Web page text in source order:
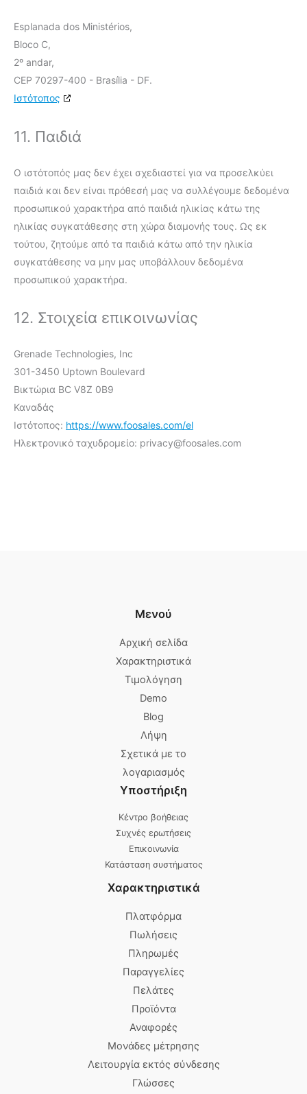
Esplanada dos Ministérios,
Bloco C,
2º andar,
CEP 70297-400 - Brasília - DF.
Ιστότοπος
11. Παιδιά
Ο ιστότοπός μας δεν έχει σχεδιαστεί για να προσελκύει
παιδιά και δεν είναι πρόθεσή μας να συλλέγουμε δεδομένα
προσωπικού χαρακτήρα από παιδιά ηλικίας κάτω της
ηλικίας συγκατάθεσης στη χώρα διαμονής τους. Ως εκ
τούτου, ζητούμε από τα παιδιά κάτω από την ηλικία
συγκατάθεσης να μην μας υποβάλλουν δεδομένα
προσωπικού χαρακτήρα.
12. Στοιχεία επικοινωνίας
Grenade Technologies, Inc
301-3450 Uptown Boulevard
Βικτώρια BC V8Z 0B9
Καναδάς
Ιστότοπος: https://www.foosales.com/el
Ηλεκτρονικό ταχυδρομείο: privacy@foosales.com
Μενού
Αρχική σελίδα
Χαρακτηριστικά
Τιμολόγηση
Demo
Blog
Λήψη
Σχετικά με το
λογαριασμός
Υποστήριξη
Κέντρο βοήθειας
Συχνές ερωτήσεις
Επικοινωνία
Κατάσταση συστήματος
Χαρακτηριστικά
Πλατφόρμα
Πωλήσεις
Πληρωμές
Παραγγελίες
Πελάτες
Προϊόντα
Αναφορές
Μονάδες μέτρησης
Λειτουργία εκτός σύνδεσης
Γλώσσες